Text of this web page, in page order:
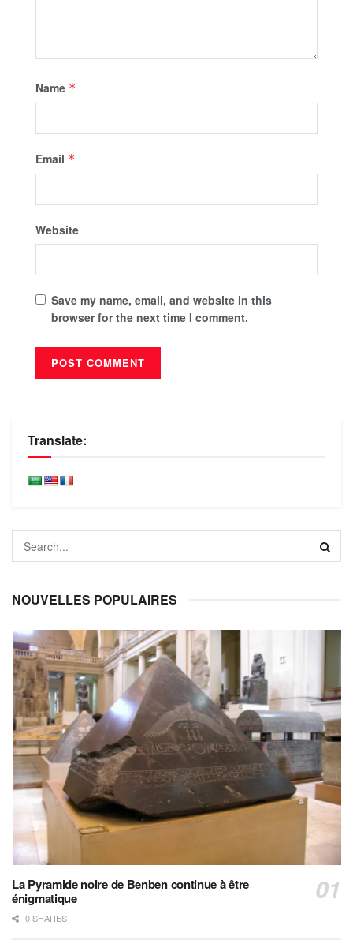
Name *
Email *
Website
Save my name, email, and website in this
browser for the next time I comment.
Translate:
NOUVELLES POPULAIRES
La Pyramide noire de Benben continue à être
énigmatique
0 SHARES